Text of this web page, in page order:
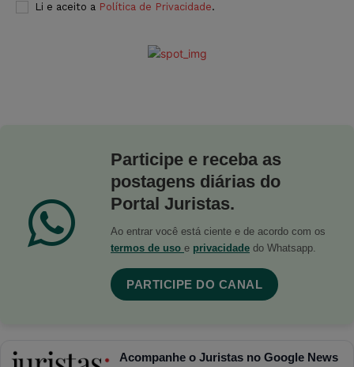
Li e aceito a Política de Privacidade.
Participe e receba as
postagens diárias do
Portal Juristas.
Ao entrar você está ciente e de acordo com os
termos de uso e privacidade do Whatsapp.
PARTICIPE DO CANAL
Acompanhe o Juristas no Google News